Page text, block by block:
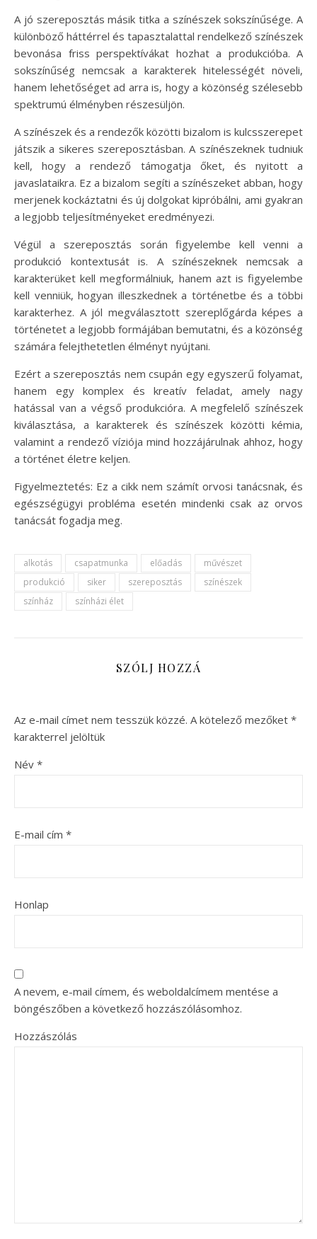
A jó szereposztás másik titka a színészek sokszínűsége. A
különböző háttérrel és tapasztalattal rendelkező színészek
bevonása friss perspektívákat hozhat a produkcióba. A
sokszínűség nemcsak a karakterek hitelességét növeli,
hanem lehetőséget ad arra is, hogy a közönség szélesebb
spektrumú élményben részesüljön.
A színészek és a rendezők közötti bizalom is kulcsszerepet
játszik a sikeres szereposztásban. A színészeknek tudniuk
kell, hogy a rendező támogatja őket, és nyitott a
javaslataikra. Ez a bizalom segíti a színészeket abban, hogy
merjenek kockáztatni és új dolgokat kipróbálni, ami gyakran
a legjobb teljesítményeket eredményezi.
Végül a szereposztás során figyelembe kell venni a
produkció kontextusát is. A színészeknek nemcsak a
karakterüket kell megformálniuk, hanem azt is figyelembe
kell venniük, hogyan illeszkednek a történetbe és a többi
karakterhez. A jól megválasztott szereplőgárda képes a
történetet a legjobb formájában bemutatni, és a közönség
számára felejthetetlen élményt nyújtani.
Ezért a szereposztás nem csupán egy egyszerű folyamat,
hanem egy komplex és kreatív feladat, amely nagy
hatással van a végső produkcióra. A megfelelő színészek
kiválasztása, a karakterek és színészek közötti kémia,
valamint a rendező víziója mind hozzájárulnak ahhoz, hogy
a történet életre keljen.
Figyelmeztetés: Ez a cikk nem számít orvosi tanácsnak, és
egészségügyi probléma esetén mindenki csak az orvos
tanácsát fogadja meg.
alkotás csapatmunka előadás
művészet
produkció
siker szereposztás
színészek
színház
színházi élet
SZÓLJ HOZZÁ
Az e-mail címet nem tesszük közzé. A kötelező mezőket *
karakterrel jelöltük
Név *
E-mail cím *
Honlap
A nevem, e-mail címem, és weboldalcímem mentése a
böngészőben a következő hozzászólásomhoz.
Hozzászólás